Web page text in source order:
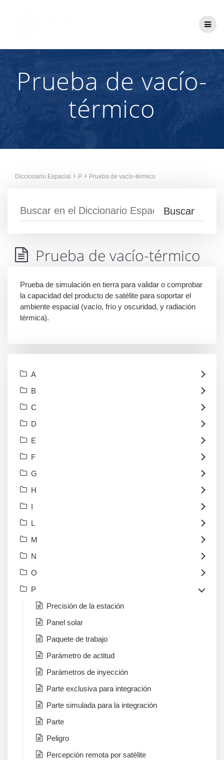
Prueba de vacío-
térmico
Diccionario Espacial P Prueba de vacío-térmico
Prueba de vacío-térmico
Prueba de simulación en tierra para validar o comprobar
la capacidad del producto de satélite para soportar el
ambiente espacial (vacío, frío y oscuridad, y radiación
térmica).
A
B
C
D
E
F
G
H
I
L
M
N
O
P
Precisión de la estación
Panel solar
Paquete de trabajo
Parámetro de actitud
Parámetros de inyección
Parte exclusiva para integración
Parte simulada para la integración
Parte
Peligro
Percepción remota por satélite